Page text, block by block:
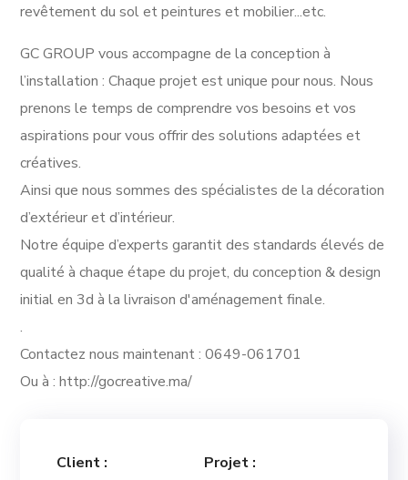
revêtement du sol et peintures et mobilier...etc.
GC GROUP vous accompagne de la conception à
l’installation : Chaque projet est unique pour nous. Nous
prenons le temps de comprendre vos besoins et vos
aspirations pour vous offrir des solutions adaptées et
créatives.
Ainsi que nous sommes des spécialistes de la décoration
d’extérieur et d’intérieur.
Notre équipe d’experts garantit des standards élevés de
qualité à chaque étape du projet, du conception & design
initial en 3d à la livraison d'aménagement finale.
.
Contactez nous maintenant : 0649-061701
Ou à : http://gocreative.ma/
Client :
Projet :